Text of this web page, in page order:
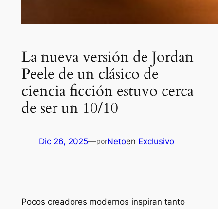
La nueva versión de Jordan
Peele de un clásico de
ciencia ficción estuvo cerca
de ser un 10/10
Dic 26, 2025—porNetoen Exclusivo
Pocos creadores modernos inspiran tanto